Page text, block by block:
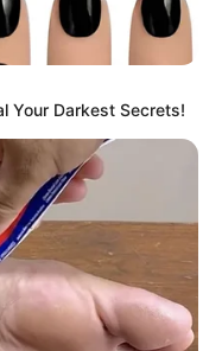
Your Darkest Secrets!